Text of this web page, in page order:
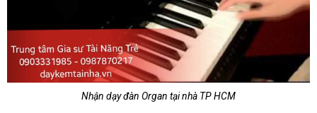
Nhận dạy đàn Organ tại nhà TP HCM